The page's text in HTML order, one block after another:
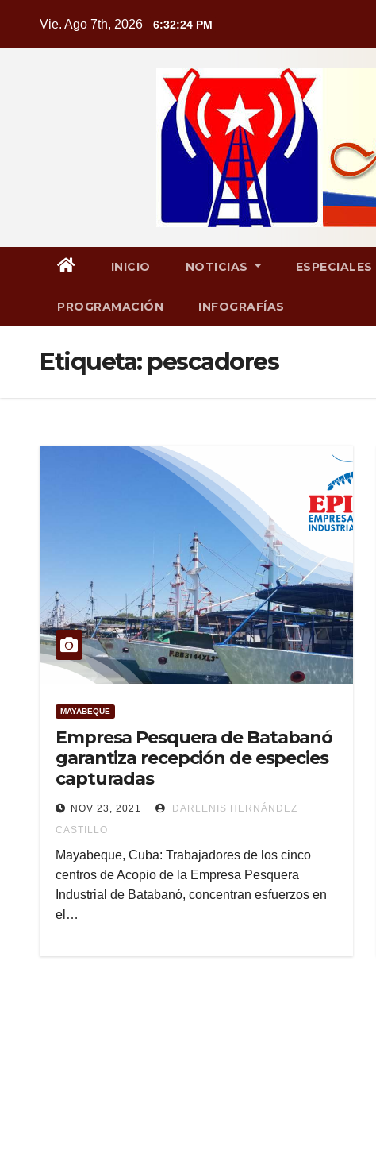
Vie. Ago 7th, 2026 6:32:24 PM
INICIO NOTICIAS ESPECIALES
PROGRAMACIÓN INFOGRAFÍAS
Etiqueta: pescadores
MAYABEQUE
Empresa Pesquera de Batabanó
garantiza recepción de especies
capturadas
NOV 23, 2021
DARLENIS HERNÁNDEZ
CASTILLO
Mayabeque, Cuba: Trabajadores de los cinco
centros de Acopio de la Empresa Pesquera
Industrial de Batabanó, concentran esfuerzos en
el…